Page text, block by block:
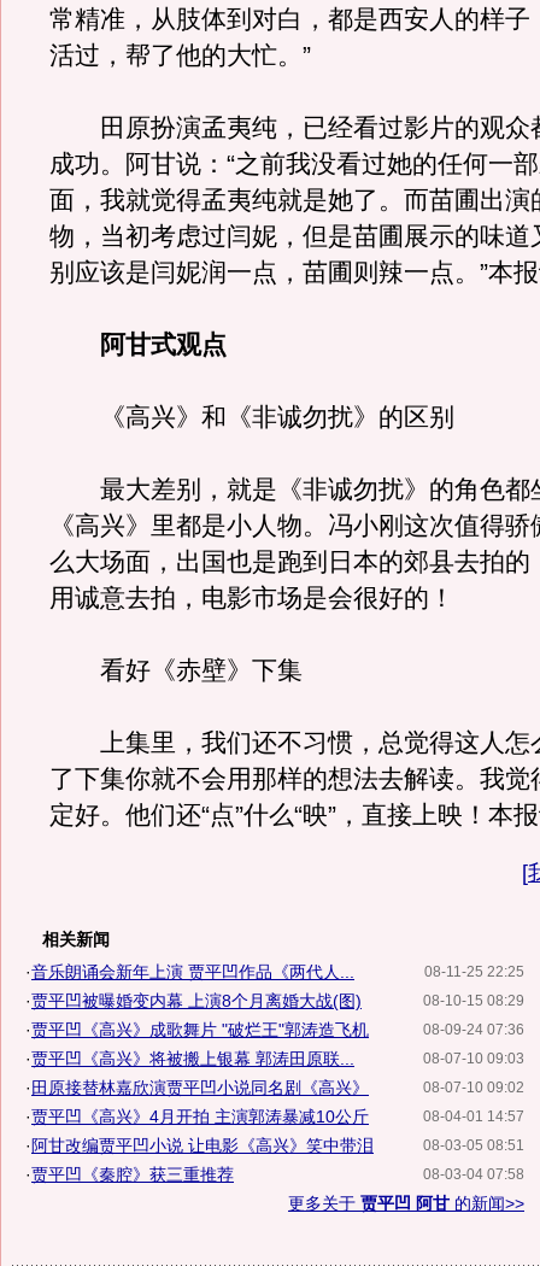
常精准，从肢体到对白，都是西安人的样子
活过，帮了他的大忙。”
田原扮演孟夷纯，已经看过影片的观众
成功。阿甘说：“之前我没看过她的任何一
面，我就觉得孟夷纯就是她了。而苗圃出演
物，当初考虑过闫妮，但是苗圃展示的味道
别应该是闫妮润一点，苗圃则辣一点。”本
阿甘式观点
《高兴》和《非诚勿扰》的区别
最大差别，就是《非诚勿扰》的角色都
《高兴》里都是小人物。冯小刚这次值得
么大场面，出国也是跑到日本的郊县去拍的
用诚意去拍，电影市场是会很好的！
看好《赤壁》下集
上集里，我们还不习惯，总觉得这人怎
了下集你就不会用那样的想法去解读。我觉
定好。他们还“点”什么“映”，直接上映！本
[
相关新闻
08-11-25 22:25
·音乐朗诵会新年上演 贾平凹作品《两代人...
08-10-15 08:29
·贾平凹被曝婚变内幕 上演8个月离婚大战(图)
08-09-24 07:36
·贾平凹《高兴》成歌舞片 "破烂王"郭涛造飞机
08-07-10 09:03
·贾平凹《高兴》将被搬上银幕 郭涛田原联...
08-07-10 09:02
· 田原接替林嘉欣演贾平凹小说同名剧《高兴》
08-04-01 14:57
·贾平凹《高兴》4月开拍 主演郭涛暴减10公斤
08-03-05 08:51
· 阿甘改编贾平凹小说 让电影《高兴》笑中带泪
08-03-04 07:58
·贾平凹《秦腔》获三重推荐
更多关于 贾平凹 阿甘 的新闻>>